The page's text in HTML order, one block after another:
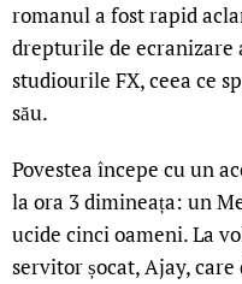
romanul a fost rapid
drepturile de ecranizare
studiourile FX, ceea ce
său.
Povestea începe cu un
la ora 3 dimineața: un
ucide cinci oameni. La
servitor șocat, Ajay,